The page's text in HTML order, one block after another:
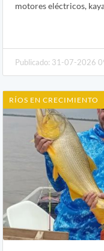
motores eléctricos,
Publicado: 31-07-2026
RÍOS EN CRECIMIENTO